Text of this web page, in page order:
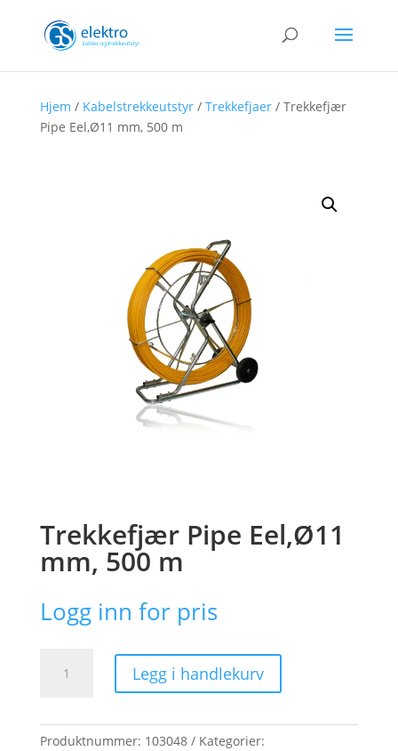
Hjem / Kabelstrekkeutstyr/ Trekkefjaer/ Trekkefjær
Pipe Eel,Ø11 mm, 500 m
Trekkefjær Pipe Eel,Ø11
mm, 500 m
Logg inn for pris
500
Legg i handlekurv
Produktnummer: 103048
Kategorier: